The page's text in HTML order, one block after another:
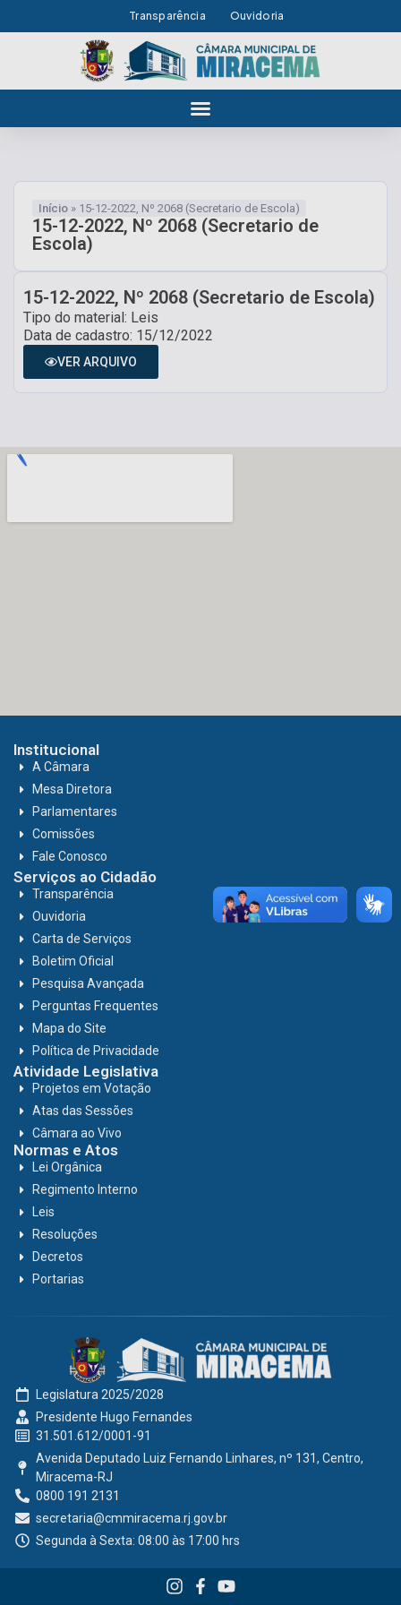
Transparência Ouvidoria
Início » 15-12-2022, Nº 2068 (Secretario de Escola)
15-12-2022, Nº 2068 (Secretario de
Escola)
15-12-2022, Nº 2068 (Secretario de Escola)
Tipo do material: Leis
Data de cadastro: 15/12/2022
VER ARQUIVO
Institucional
A Câmara
Mesa Diretora
Parlamentares
Comissões
Fale Conosco
Serviços ao Cidadão
Transparência
Ouvidoria
Carta de Serviços
Boletim Oficial
Pesquisa Avançada
Perguntas Frequentes
Mapa do Site
Política de Privacidade
Atividade Legislativa
Projetos em Votação
Atas das Sessões
Câmara ao Vivo
Normas e Atos
Lei Orgânica
Regimento Interno
Leis
Resoluções
Decretos
Portarias
Legislatura 2025/2028
Presidente Hugo Fernandes
31.501.612/0001-91
Avenida Deputado Luiz Fernando Linhares, nº 131, Centro,
Miracema-RJ
0800 191 2131
secretaria@cmmiracema.rj.gov.br
Segunda à Sexta: 08:00 às 17:00 hrs